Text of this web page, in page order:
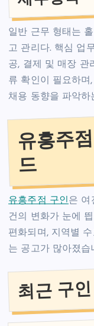
일반 근무 형태는
고 관리다. 핵심 업
공, 결제 및 매장 관
류 확인이 필요하
채용 동향을 파악하
유흥주
드
유흥주점 구인은 여
건의 변화가 눈에
편화되며, 지역별
는 공고가 많아졌습
최근 구